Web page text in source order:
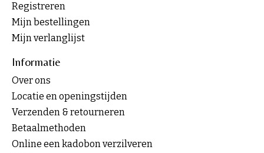
Registreren
Mijn bestellingen
Mijn verlanglijst
Informatie
Over ons
Locatie en openingstijden
Verzenden & retourneren
Betaalmethoden
Online een kadobon verzilveren